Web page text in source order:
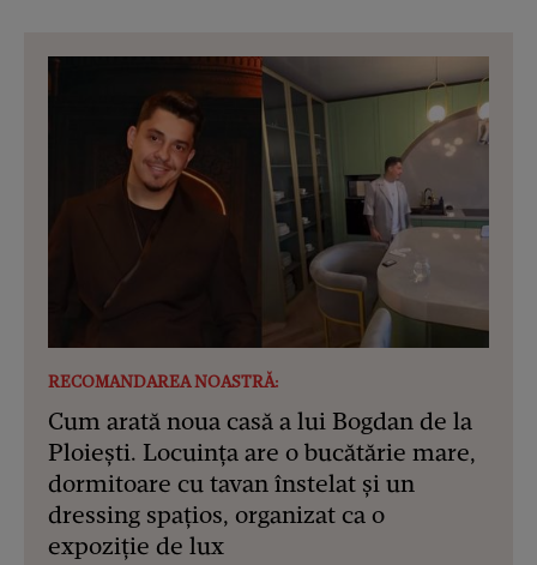
RECOMANDAREA NOASTRĂ:
Cum arată noua casă a lui Bogdan de la
Ploiești. Locuința are o bucătărie mare,
dormitoare cu tavan înstelat și un
dressing spațios, organizat ca o
expoziție de lux